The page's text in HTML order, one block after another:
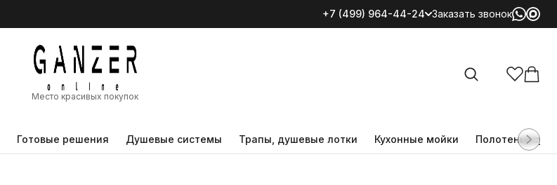
+7 (499) 964-44-24 Заказать звонок
Место красивых покупок
Готовые решения Душевые системы Трапы, душевые лотки Кухонные мойки